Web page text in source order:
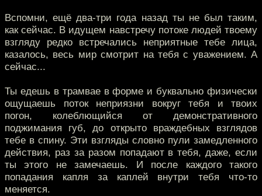
Вспомни, ещё два-три года назад ты не был таким,
как сейчас. В идущем навстречу потоке людей твоему
взгляду редко встречались неприятные тебе лица,
казалось, весь мир смотрит на тебя с уважением. А
сейчас...
Ты едешь в трамвае в форме и буквально физически
ощущаешь поток неприязни вокруг тебя и твоих
погон, колеблющийся от демонстративного
поджимания губ, до открыто враждебных взглядов
тебе в спину. Эти взгляды словно пули замедленного
действия, раз за разом попадают в тебя, даже, если
ты этого не замечаешь. И после каждого такого
попадания капля за каплей внутри тебя что-то
меняется.